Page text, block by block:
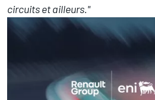
circuits et ailleurs."